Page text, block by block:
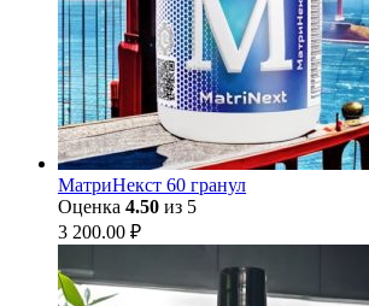
МатриНекст 60 гранул
Оценка 4.50 из 5
3 200.00 ₽